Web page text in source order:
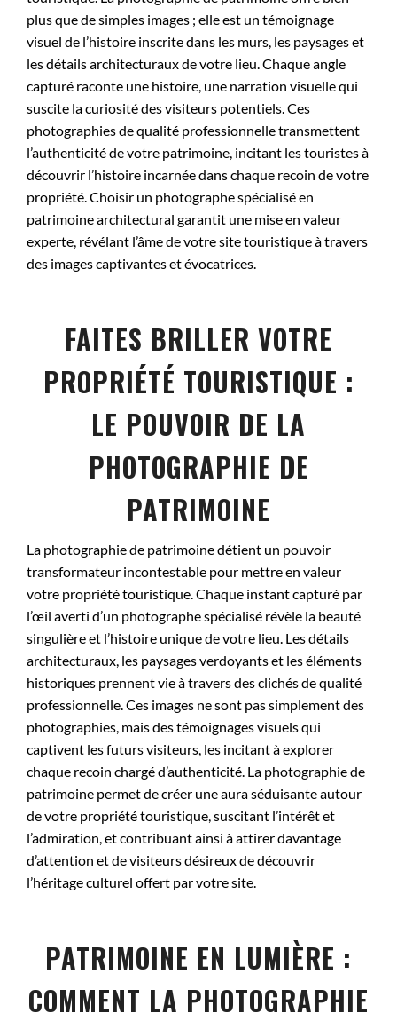
plus que de simples images ; elle est un témoignage
visuel de l’histoire inscrite dans les murs, les paysages et
les détails architecturaux de votre lieu. Chaque angle
capturé raconte une histoire, une narration visuelle qui
suscite la curiosité des visiteurs potentiels. Ces
photographies de qualité professionnelle transmettent
l’authenticité de votre patrimoine, incitant les touristes à
découvrir l’histoire incarnée dans chaque recoin de votre
propriété. Choisir un photographe spécialisé en
patrimoine architectural garantit une mise en valeur
experte, révélant l’âme de votre site touristique à travers
des images captivantes et évocatrices.
FAITES BRILLER VOTRE
PROPRIÉTÉ TOURISTIQUE :
LE POUVOIR DE LA
PHOTOGRAPHIE DE
PATRIMOINE
La photographie de patrimoine détient un pouvoir
transformateur incontestable pour mettre en valeur
votre propriété touristique. Chaque instant capturé par
l’œil averti d’un photographe spécialisé révèle la beauté
singulière et l’histoire unique de votre lieu. Les détails
architecturaux, les paysages verdoyants et les éléments
historiques prennent vie à travers des clichés de qualité
professionnelle. Ces images ne sont pas simplement des
photographies, mais des témoignages visuels qui
captivent les futurs visiteurs, les incitant à explorer
chaque recoin chargé d’authenticité. La photographie de
patrimoine permet de créer une aura séduisante autour
de votre propriété touristique, suscitant l’intérêt et
l’admiration, et contribuant ainsi à attirer davantage
d’attention et de visiteurs désireux de découvrir
l’héritage culturel offert par votre site.
PATRIMOINE EN LUMIÈRE :
COMMENT LA PHOTOGRAPHIE